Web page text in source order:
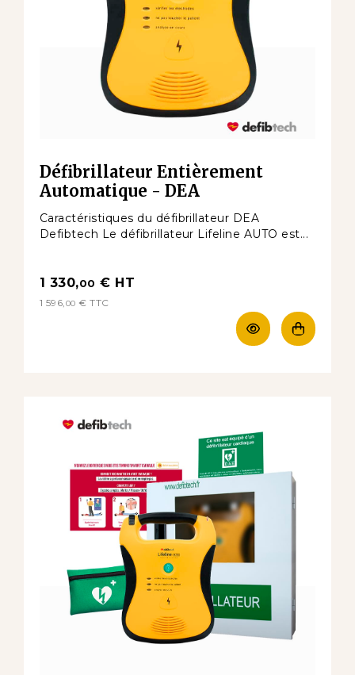
Défibrillateur Entièrement
Automatique - DEA
Caractéristiques du défibrillateur DEA
Defibtech Le défibrillateur Lifeline AUTO est...
1 330,00 € HT
1 596,00 € TTC